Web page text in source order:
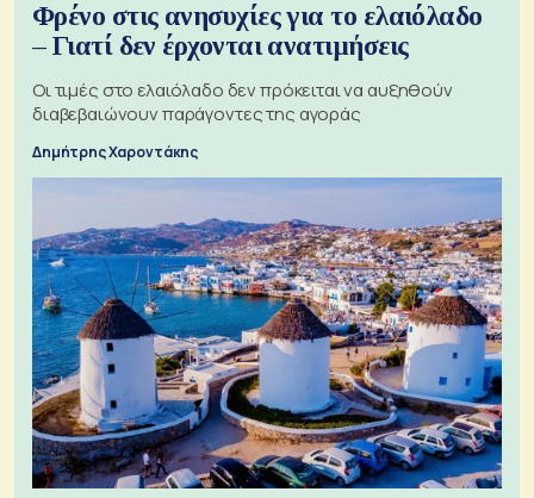
Φρένο στις ανησυχίες για το ελαιόλαδο
– Γιατί δεν έρχονται ανατιμήσεις
Οι τιμές στο ελαιόλαδο δεν πρόκειται να αυξηθούν
διαβεβαιώνουν παράγοντες της αγοράς
Δημήτρης Χαροντάκης